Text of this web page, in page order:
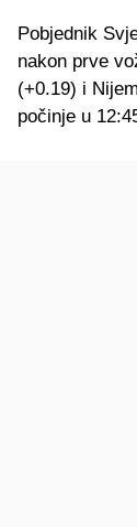
Pobjednik
nakon prve
(+0.19) i
počinje u